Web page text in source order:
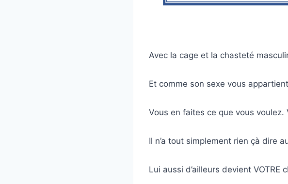
Avec la cage et la chasteté
Et comme son sexe vous
Vous en faites ce que vous
Il n’a tout simplement rien çà dire
Lui aussi d’ailleurs devient VOTRE